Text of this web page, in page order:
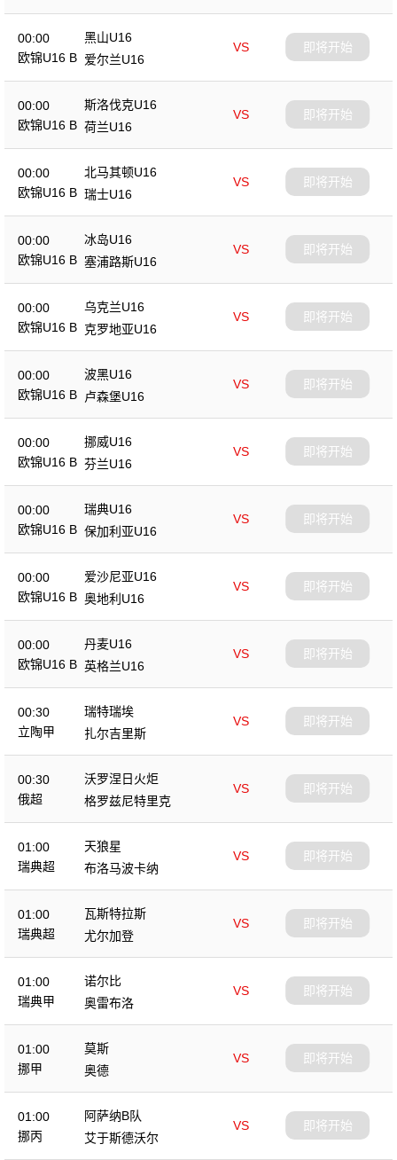
00:00
欧锦U16 B
黑山U16
VS
爱尔兰U16
即将开始
00:00
欧锦U16 B
斯洛伐克U16
VS
荷兰U16
即将开始
00:00
欧锦U16 B
北马其顿U16
VS
瑞士U16
即将开始
00:00
欧锦U16 B
冰岛U16
VS
塞浦路斯U16
即将开始
00:00
欧锦U16 B
乌克兰U16
VS
克罗地亚U16
即将开始
00:00
欧锦U16 B
波黑U16
VS
卢森堡U16
即将开始
00:00
欧锦U16 B
挪威U16
VS
芬兰U16
即将开始
00:00
欧锦U16 B
瑞典U16
VS
保加利亚U16
即将开始
00:00
欧锦U16 B
爱沙尼亚U16
VS
奥地利U16
即将开始
00:00
欧锦U16 B
丹麦U16
VS
英格兰U16
即将开始
00:30
立陶甲
瑞特瑞埃
VS
扎尔吉里斯
即将开始
00:30
俄超
沃罗涅日火炬
VS
格罗兹尼特里克
即将开始
01:00
瑞典超
天狼星
VS
布洛马波卡纳
即将开始
01:00
瑞典超
瓦斯特拉斯
VS
尤尔加登
即将开始
01:00
瑞典甲
诺尔比
VS
奥雷布洛
即将开始
01:00
挪甲
莫斯
VS
奥德
即将开始
01:00
挪丙
阿萨纳B队
VS
艾于斯德沃尔
即将开始